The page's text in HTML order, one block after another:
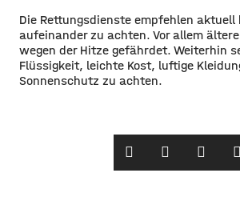
Die Rettungsdienste empfehlen aktuell
aufeinander zu achten. Vor allem
wegen der Hitze gefährdet. Weiterhin
Flüssigkeit, leichte Kost, luftige
Sonnenschutz zu achten.